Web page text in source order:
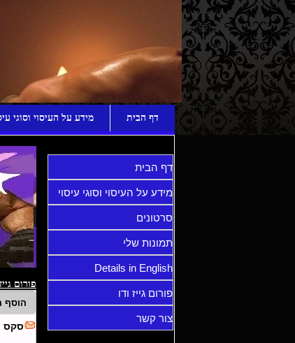
דף הבית מידע על העיסוי וסוגי
דף הבית
מידע על העיסוי וסוגי עיסוי
סרטונים
תמונות שלי
Details in English
פורום גייז ודו
צור קשר
פורום
סקס